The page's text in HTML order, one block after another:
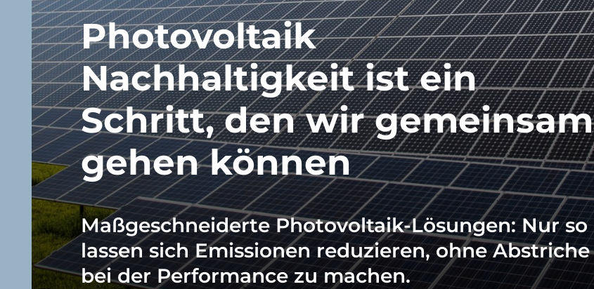
Photovoltaik
Nachhaltigkeit ist ein
Schritt, den wir gemeinsam
gehen können
Maßgeschneiderte Photovoltaik-Lösungen: Nur so
lassen sich Emissionen reduzieren, ohne Abstriche
bei der Performance zu machen.